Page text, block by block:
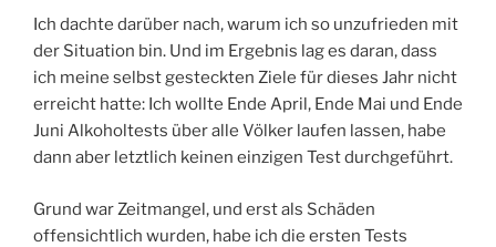
Ich dachte darüber nach, warum ich so unzufrieden mit
der Situation bin. Und im Ergebnis lag es daran, dass
ich meine selbst gesteckten Ziele für dieses Jahr nicht
erreicht hatte: Ich wollte Ende April, Ende Mai und Ende
Juni Alkoholtests über alle Völker laufen lassen, habe
dann aber letztlich keinen einzigen Test durchgeführt.
Grund war Zeitmangel, und erst als Schäden
offensichtlich wurden, habe ich die ersten Tests